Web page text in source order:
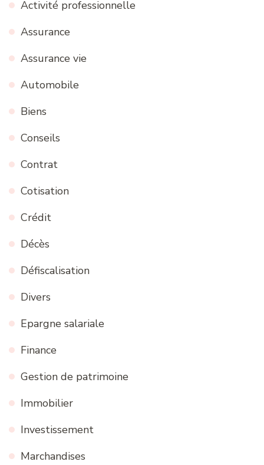
Activité professionnelle
Assurance
Assurance vie
Automobile
Biens
Conseils
Contrat
Cotisation
Crédit
Décès
Défiscalisation
Divers
Epargne salariale
Finance
Gestion de patrimoine
Immobilier
Investissement
Marchandises